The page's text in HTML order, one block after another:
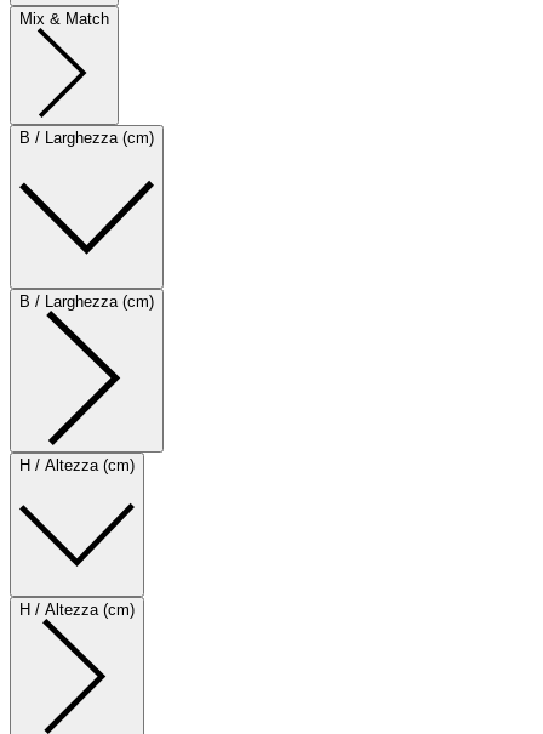
Mix & Match
B / Larghezza (cm)
B / Larghezza (cm)
H / Altezza (cm)
H / Altezza (cm)